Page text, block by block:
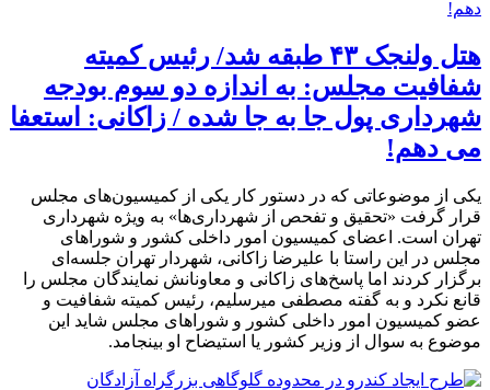
هتل ولنجک ۴۳ طبقه شد/ رئیس کمیته
شفافیت مجلس: به اندازه دو سوم بودجه
شهرداری پول جا به جا شده / زاکانی: استعفا
می دهم!
یکی از موضوعاتی که در دستور کار یکی از کمیسیون‌های مجلس
قرار گرفت «تحقیق و تفحص از شهرداری‌ها» به ویژه شهرداری
تهران است. اعضای کمیسیون امور داخلی کشور و شوراهای
مجلس در این راستا با علیرضا زاکانی، شهردار تهران جلسه‌ای
برگزار کردند اما پاسخ‌های زاکانی و معاونانش نمایندگان مجلس را
قانع نکرد و به گفته مصطفی میرسلیم، رئیس کمیته شفافیت و
عضو کمیسیون امور داخلی کشور و شوراهای مجلس شاید این
موضوع به سوال از وزیر کشور یا استیضاح او بینجامد.